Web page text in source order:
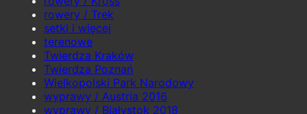
rowery / Trek
setki i więcej
terenowe
Twierdza Kraków
Twierdza Poznań
Wielkopolski Park Narodowy
wyprawy / Austria 2016
wyprawy / Białystok 2018